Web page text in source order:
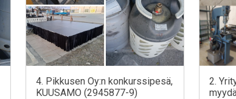
4. Pikkusen Oy:n konkurssipesä,
KUUSAMO (2945877-9)
2.